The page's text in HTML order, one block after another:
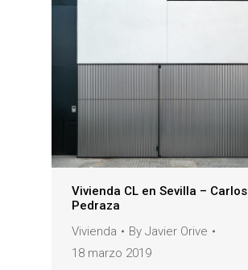
Vivienda CL en Sevilla – Carlos
Pedraza
Vivienda
By Javier Orive
18 marzo 2019